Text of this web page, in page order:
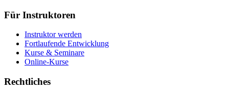
Für Instruktoren
Instruktor werden
Fortlaufende Entwicklung
Kurse & Seminare
Online-Kurse
Rechtliches